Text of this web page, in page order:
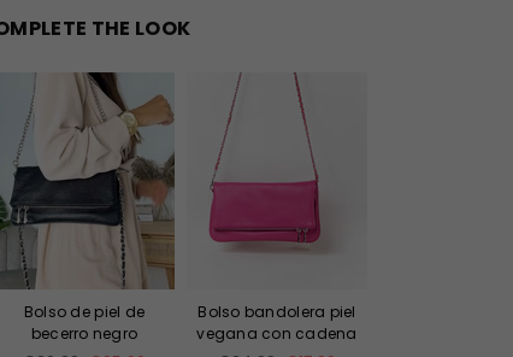
THE LOOK
Bolso de piel de
becerro negro
Bolso bandolera piel
vegana con cadena